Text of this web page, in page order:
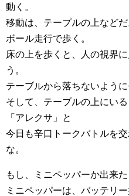
動く。
移動は、テープルの上など
ボール走行で歩く。
床の上を歩くと、人の視界
う。
テーブルから落ちないように
そして、テーブルの上にい
「アレクサ」と
今日も辛口トークバトルを
な。
もし、ミニペッパーか出来
ミニペッパーは、バッテリー